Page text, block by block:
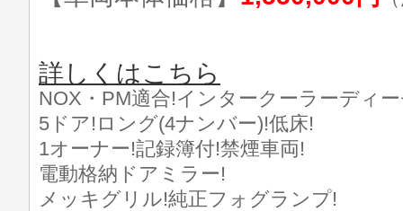
詳しくはこちら
NOX・PM適合!インタークーラーディ
5ドア!ロング(4ナンバー)!低床!
1オーナー!記録簿付!禁煙車両!
電動格納ドアミラー!
メッキグリル!純正フォグランプ!